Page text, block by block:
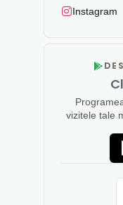
Instagram
vizitele tale